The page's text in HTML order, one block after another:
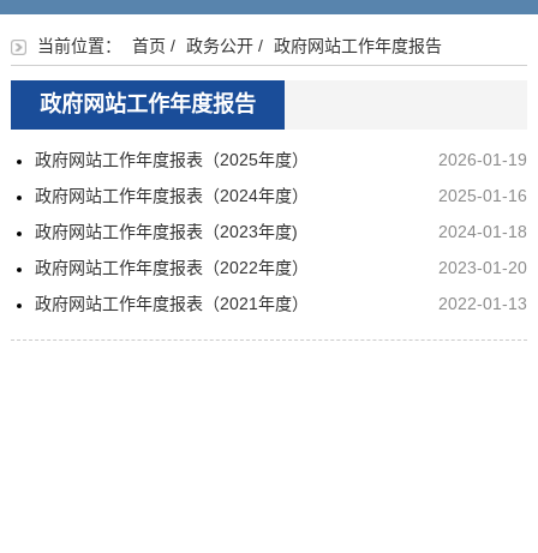
当前位置： 首页 / 政务公开/ 政府网站工作年度报告
政府网站工作年度报告
政府网站工作年度报表（2025年度）
2026-01-19
政府网站工作年度报表（2024年度）
2025-01-16
政府网站工作年度报表（2023年度)
2024-01-18
政府网站工作年度报表（2022年度）
2023-01-20
政府网站工作年度报表（2021年度）
2022-01-13